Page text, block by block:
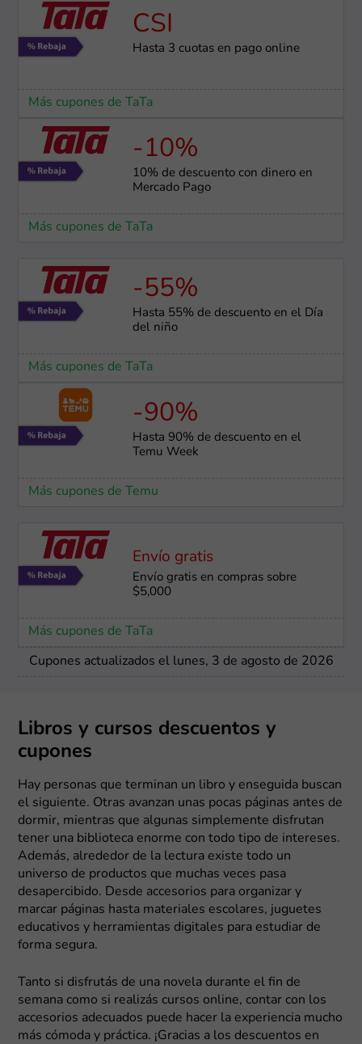
CSI
Hasta 3 cuotas en pago online
Más cupones de TaTa
-10%
10% de descuento con dinero en
Mercado Pago
Más cupones de TaTa
-55%
Hasta 55% de descuento en el Día
del niño
Más cupones de TaTa
-90%
Hasta 90% de descuento en el
Temu Week
Más cupones de Temu
Envío gratis
Envío gratis en compras sobre
$5,000
Más cupones de TaTa
Cupones actualizados el lunes, 3 de agosto de 2026
Libros y cursos descuentos y
cupones
Hay personas que terminan un libro y enseguida buscan
el siguiente. Otras avanzan unas pocas páginas antes de
dormir, mientras que algunas simplemente disfrutan
tener una biblioteca enorme con todo tipo de intereses.
Además, alrededor de la lectura existe todo un
universo de productos que muchas veces pasa
desapercibido. Desde accesorios para organizar y
marcar páginas hasta materiales escolares, juguetes
educativos y herramientas digitales para estudiar de
forma segura.
Tanto si disfrutás de una novela durante el fin de
semana como si realizás cursos online, contar con los
accesorios adecuados puede hacer la experiencia mucho
más cómoda y práctica. ¡Gracias a los descuentos en